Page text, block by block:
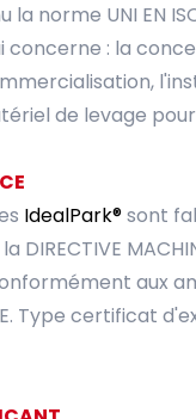
la norme UNI EN
concerne : la
de levage
IdealPark®sont
aux
Type certificat